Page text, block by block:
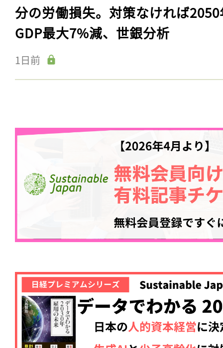
分の労働損失。対策なければ
GDP最大7%減、世銀分析
1日前